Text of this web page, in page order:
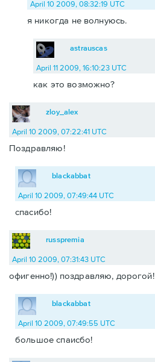
April 10 2009, 08:32:19 UTC
я никогда не волнуюсь.
astrauscas
April 11 2009, 16:10:23 UTC
как это возможно?
zloy_alex
April 10 2009, 07:22:41 UTC
Поздравляю!
blackabbat
April 10 2009, 07:49:44 UTC
спасибо!
russpremia
April 10 2009, 07:31:43 UTC
офигенно!)) поздравляю, дорогой!
blackabbat
April 10 2009, 07:49:55 UTC
большое спаисбо!